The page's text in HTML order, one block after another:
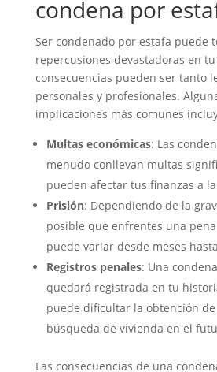
condena por
Ser condenado por estafa puede
repercusiones devastadoras en tu
consecuencias pueden ser tanto
personales y profesionales.
implicaciones más comunes
Multas económicas: Las
menudo conllevan multas
pueden afectar tus finanzas a
Prisión: Dependiendo de la
posible que enfrentes una
puede variar desde meses
Registros penales: Una
quedará registrada en tu
puede dificultar la obtención
búsqueda de vivienda en el
Las consecuencias de una